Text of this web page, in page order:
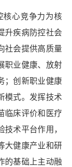
核心竞争力为核
升疾病防控社会
社会提供高质量
职业健康、放射
；创新职业健康
模式。发挥技术
临床评价和医疗
术平台作用，
大健康产业和研
的基础上主动融